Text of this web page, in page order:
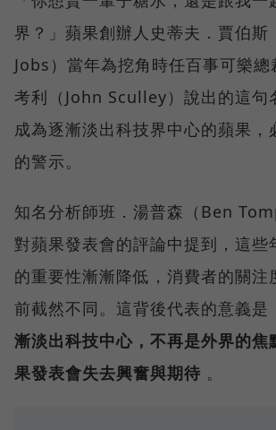
界？」蘋果創辦人史蒂夫．賈伯斯
Jobs）當年為挖角時任百事可樂總
考利（John Sculley）說出的這句
成為逐漸淡出科技界中心的蘋果，
的警示。
知名分析師班．湯普森（Ben
對蘋果發表會的評論中提到，這些
的重要性漸漸降低，消費者的關注
前截然不同。這背後代表的意義是
漸淡出科技中心，不再是外界的焦
果發表會失去興奮與期待 。